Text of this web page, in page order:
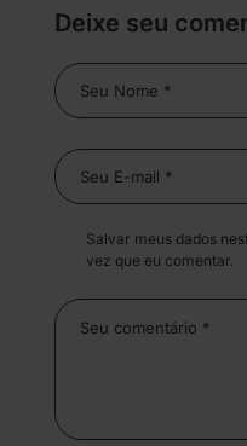
Deixe seu
Salvar meus dados
vez que eu comentar.